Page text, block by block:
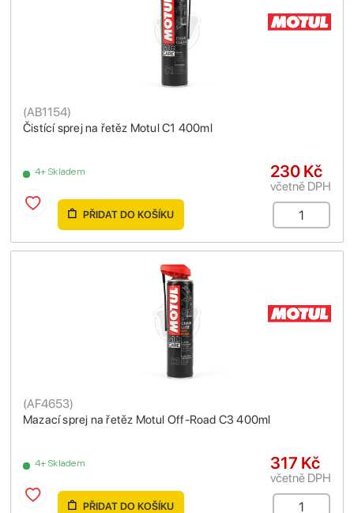
Čistící sprej na řetěz Motul C1 400ml
(AB1154)
4+ Skladem 230 Kč
včetně DPH
PŘIDAT DO KOŠÍKU
Mazací sprej na řetěz Motul Off-Road C3 400ml
(AF4653)
4+ Skladem 317 Kč
včetně DPH
PŘIDAT DO KOŠÍKU